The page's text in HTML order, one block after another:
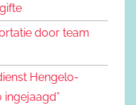
door team
Hengelo-
ingejaagd”